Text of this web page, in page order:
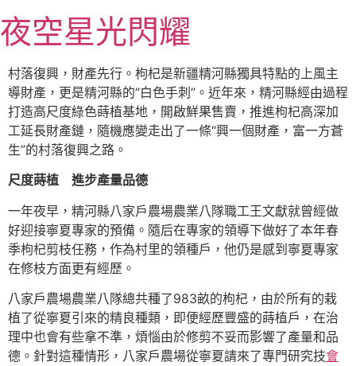
至
主
要
內
容
夜空星光閃耀
村落復興，財產先行。枸杞是新疆精河縣獨具特點的上風主
導財產，更是精河縣的“白色手刺”。近年來，精河縣經由過程
打造高尺度綠色蒔植基地，開啟鮮果售賣，推進枸杞高深加
工延長財產鏈，隨機應變走出了一條“興一個財產，富一方蒼
生”的村落復興之路。
尺度蒔植 進步產量品德
一年夜早，精河縣八家戶農場農業八隊職工王文獻就曾經做
好迎接寧夏專家的預備。隨后在專家的領導下做好了本年春
季枸杞剪枝任務，作為村里的領種戶，他仍是感到寧夏專家
在修枝方面更有經歷。
八家戶農場農業八隊總共種了983畝的枸杞，由於所有的栽
植了從寧夏引來的精良種類，即便經歷豐盛的蒔植戶，在治
理中也會有些拿不準，煩惱由於修剪不妥而影響了產量和品
德。針對這種情形，八家戶農場從寧夏請來了專門研究技會